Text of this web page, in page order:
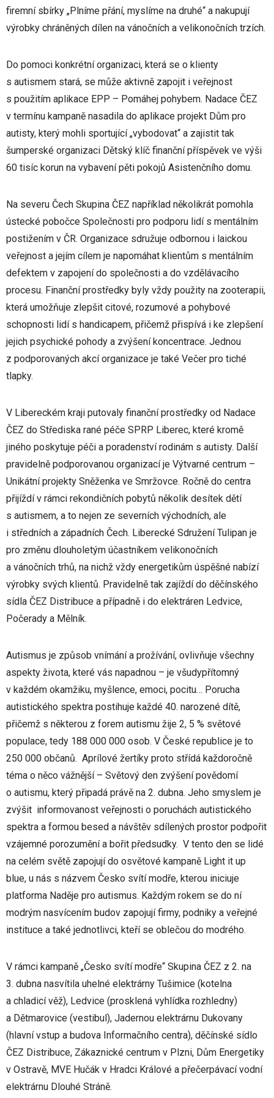
firemní sbírky „Plníme přání, myslíme na druhé“ a nakupují
výrobky chráněných dílen na vánočních a velikonočních trzích.
Do pomoci konkrétní organizaci, která se o klienty
s autismem stará, se může aktivně zapojit i veřejnost
s použitím aplikace EPP – Pomáhej pohybem. Nadace ČEZ
v termínu kampaně nasadila do aplikace projekt Dům pro
autisty, který mohli sportující „vybodovat“ a zajistit tak
šumperské organizaci Dětský klíč finanční příspěvek ve výši
60 tisíc korun na vybavení pěti pokojů Asistenčního domu.
Na severu Čech Skupina ČEZ například několikrát pomohla
ústecké pobočce Společnosti pro podporu lidí s mentálním
postižením v ČR. Organizace sdružuje odbornou i laickou
veřejnost a jejím cílem je napomáhat klientům s mentálním
defektem v zapojení do společnosti a do vzdělávacího
procesu. Finanční prostředky byly vždy použity na zooterapii,
která umožňuje zlepšit citové, rozumové a pohybové
schopnosti lidí s handicapem, přičemž přispívá i ke zlepšení
jejich psychické pohody a zvýšení koncentrace. Jednou
z podporovaných akcí organizace je také Večer pro tiché
tlapky.
V Libereckém kraji putovaly finanční prostředky od Nadace
ČEZ do Střediska rané péče SPRP Liberec, které kromě
jiného poskytuje péči a poradenství rodinám s autisty. Další
pravidelně podporovanou organizací je Výtvarné centrum –
Unikátní projekty Sněženka ve Smržovce. Ročně do centra
přijíždí v rámci rekondičních pobytů několik desítek dětí
s autismem, a to nejen ze severních východních, ale
i středních a západních Čech. Liberecké Sdružení Tulipan je
pro změnu dlouholetým účastníkem velikonočních
a vánočních trhů, na nichž vždy energetikům úspěšné nabízí
výrobky svých klientů. Pravidelně tak zajíždí do děčínského
sídla ČEZ Distribuce a případně i do elektráren Ledvice,
Počerady a Mělník.
Autismus je způsob vnímání a prožívání, ovlivňuje všechny
aspekty života, které vás napadnou – je všudypřítomný
v každém okamžiku, myšlence, emoci, pocitu… Porucha
autistického spektra postihuje každé 40. narozené dítě,
přičemž s některou z forem autismu žije 2, 5 % světové
populace, tedy 188 000 000 osob. V České republice je to
250 000 občanů. Aprílové žertíky proto střídá každoročně
téma o něco vážnější – Světový den zvýšení povědomí
o autismu, který připadá právě na 2. dubna. Jeho smyslem je
zvýšit informovanost veřejnosti o poruchách autistického
spektra a formou besed a návštěv sdílených prostor podpořit
vzájemné porozumění a bořit předsudky. V tento den se lidé
na celém světě zapojují do osvětové kampaně Light it up
blue, u nás s názvem Česko svítí modře, kterou iniciuje
platforma Naděje pro autismus. Každým rokem se do ní
modrým nasvícením budov zapojují firmy, podniky a veřejné
instituce a také jednotlivci, kteří se oblečou do modrého.
V rámci kampaně „Česko svítí modře“ Skupina ČEZ z 2. na
3. dubna nasvítila uhelné elektrárny Tušimice (kotelna
a chladicí věž), Ledvice (prosklená vyhlídka rozhledny)
a Dětmarovice (vestibul), Jadernou elektrárnu Dukovany
(hlavní vstup a budova Informačního centra), děčínské sídlo
ČEZ Distribuce, Zákaznické centrum v Plzni, Dům Energetiky
v Ostravě, MVE Hučák v Hradci Králové a přečerpávací vodní
elektrárnu Dlouhé Stráně.